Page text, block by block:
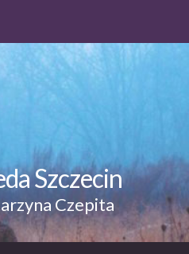
Szczecin
Czepita